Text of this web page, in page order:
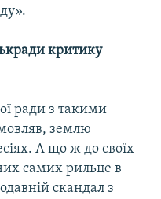
критику
ради з такими
землю
А що ж до своїх
самих рильце в
скандал з